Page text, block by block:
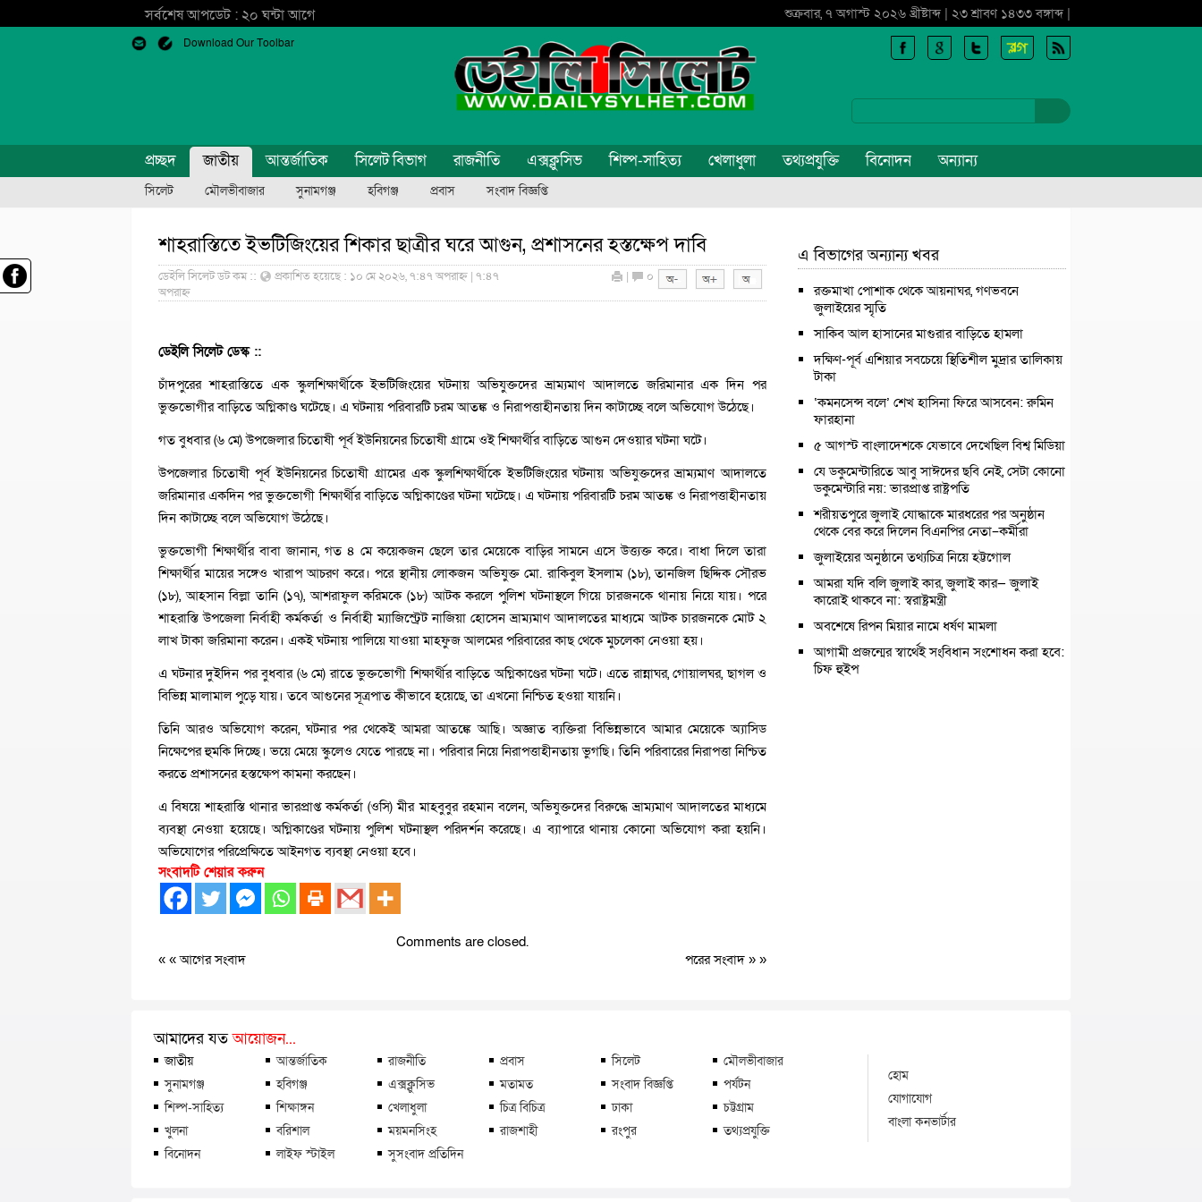
সর্বশেষ আপডেট : ২০ ঘন্টা আগে শুক্রবার, ৭ অগাস্ট ২০২৬ খ্রীষ্টাব্দ | ২৩ শ্রাবণ ১৪৩৩ বঙ্গাব্দ |
Download Our Toolbar
প্রচ্ছদ জাতীয় আন্তর্জাতিক সিলেট বিভাগ রাজনীতি এক্সক্লুসিভ শিল্প-সাহিত্য খেলাধুলা তথ্যপ্রযুক্তি বিনোদন অন্যান্য
সিলেট মৌলভীবাজার সুনামগঞ্জ হবিগঞ্জ প্রবাস সংবাদ বিজ্ঞপ্তি
শাহরাস্তিতে ইভটিজিংয়ের শিকার ছাত্রীর ঘরে আগুন, প্রশাসনের হস্তক্ষেপ দাবি
ডেইলি সিলেট ডট কম ::
প্রকাশিত হয়েছে : ১০ মে ২০২৬, ৭:৪৭ অপরাহ্ন | ৭:৪৭
অপরাহ্ন
| ০
ডেইলি সিলেট ডেস্ক ::
চাঁদপুরের শাহরাস্তিতে এক স্কুলশিক্ষার্থীকে ইভটিজিংয়ের ঘটনায় অভিযুক্তদের ভ্রাম্যমাণ আদালতে জরিমানার এক দিন পর
ভুক্তভোগীর বাড়িতে অগ্নিকাণ্ড ঘটেছে। এ ঘটনায় পরিবারটি চরম আতঙ্ক ও নিরাপত্তাহীনতায় দিন কাটাচ্ছে বলে অভিযোগ উঠেছে।
গত বুধবার (৬ মে) উপজেলার চিতোষী পূর্ব ইউনিয়নের চিতোষী গ্রামে ওই শিক্ষার্থীর বাড়িতে আগুন দেওয়ার ঘটনা ঘটে।
উপজেলার চিতোষী পূর্ব ইউনিয়নের চিতোষী গ্রামের এক স্কুলশিক্ষার্থীকে ইভটিজিংয়ের ঘটনায় অভিযুক্তদের ভ্রাম্যমাণ আদালতে
জরিমানার একদিন পর ভুক্তভোগী শিক্ষার্থীর বাড়িতে অগ্নিকাণ্ডের ঘটনা ঘটেছে। এ ঘটনায় পরিবারটি চরম আতঙ্ক ও নিরাপত্তাহীনতায়
দিন কাটাচ্ছে বলে অভিযোগ উঠেছে।
ভুক্তভোগী শিক্ষার্থীর বাবা জানান, গত ৪ মে কয়েকজন ছেলে তার মেয়েকে বাড়ির সামনে এসে উত্ত্যক্ত করে। বাধা দিলে তারা
শিক্ষার্থীর মায়ের সঙ্গেও খারাপ আচরণ করে। পরে স্থানীয় লোকজন অভিযুক্ত মো. রাকিবুল ইসলাম (১৮), তানজিল ছিদ্দিক সৌরভ
(১৮), আহসান বিল্লা তানি (১৭), আশরাফুল করিমকে (১৮) আটক করলে পুলিশ ঘটনাস্থলে গিয়ে চারজনকে থানায় নিয়ে যায়। পরে
শাহরাস্তি উপজেলা নির্বাহী কর্মকর্তা ও নির্বাহী ম্যাজিস্ট্রেট নাজিয়া হোসেন ভ্রাম্যমাণ আদালতের মাধ্যমে আটক চারজনকে মোট ২
লাখ টাকা জরিমানা করেন। একই ঘটনায় পালিয়ে যাওয়া মাহফুজ আলমের পরিবারের কাছ থেকে মুচলেকা নেওয়া হয়।
এ ঘটনার দুইদিন পর বুধবার (৬ মে) রাতে ভুক্তভোগী শিক্ষার্থীর বাড়িতে অগ্নিকাণ্ডের ঘটনা ঘটে। এতে রান্নাঘর, গোয়ালঘর, ছাগল ও
বিভিন্ন মালামাল পুড়ে যায়। তবে আগুনের সূত্রপাত কীভাবে হয়েছে, তা এখনো নিশ্চিত হওয়া যায়নি।
তিনি আরও অভিযোগ করেন, ঘটনার পর থেকেই আমরা আতঙ্কে আছি। অজ্ঞাত ব্যক্তিরা বিভিন্নভাবে আমার মেয়েকে অ্যাসিড
নিক্ষেপের হুমকি দিচ্ছে। ভয়ে মেয়ে স্কুলেও যেতে পারছে না। পরিবার নিয়ে নিরাপত্তাহীনতায় ভুগছি। তিনি পরিবারের নিরাপত্তা নিশ্চিত
করতে প্রশাসনের হস্তক্ষেপ কামনা করছেন।
এ বিষয়ে শাহরাস্তি থানার ভারপ্রাপ্ত কর্মকর্তা (ওসি) মীর মাহবুবুর রহমান বলেন, অভিযুক্তদের বিরুদ্ধে ভ্রাম্যমাণ আদালতের মাধ্যমে
ব্যবস্থা নেওয়া হয়েছে। অগ্নিকাণ্ডের ঘটনায় পুলিশ ঘটনাস্থল পরিদর্শন করেছে। এ ব্যাপারে থানায় কোনো অভিযোগ করা হয়নি।
অভিযোগের পরিপ্রেক্ষিতে আইনগত ব্যবস্থা নেওয়া হবে।
সংবাদটি শেয়ার করুন
Comments are closed.
« «আগের সংবাদ পরের সংবাদ » »
এ বিভাগের অন্যান্য খবর
রক্তমাখা পোশাক থেকে আয়নাঘর, গণভবনে
জুলাইয়ের স্মৃতি
সাকিব আল হাসানের মাগুরার বাড়িতে হামলা
দক্ষিণ-পূর্ব এশিয়ার সবচেয়ে স্থিতিশীল মুদ্রার তালিকায়
টাকা
‘কমনসেন্স বলে’ শেখ হাসিনা ফিরে আসবেন: রুমিন
ফারহানা
৫ আগস্ট বাংলাদেশকে যেভাবে দেখেছিল বিশ্ব মিডিয়া
যে ডকুমেন্টারিতে আবু সাঈদের ছবি নেই, সেটা কোনো
ডকুমেন্টারি নয়: ভারপ্রাপ্ত রাষ্ট্রপতি
শরীয়তপুরে জুলাই যোদ্ধাকে মারধরের পর অনুষ্ঠান
থেকে বের করে দিলেন বিএনপির নেতা–কর্মীরা
জুলাইয়ের অনুষ্ঠানে তথ্যচিত্র নিয়ে হট্টগোল
আমরা যদি বলি জুলাই কার, জুলাই কার— জুলাই
কারোই থাকবে না: স্বরাষ্ট্রমন্ত্রী
অবশেষে রিপন মিয়ার নামে ধর্ষণ মামলা
আগামী প্রজন্মের স্বার্থেই সংবিধান সংশোধন করা হবে:
চিফ হুইপ
আমাদের যতআয়োজন...
জাতীয় আন্তর্জাতিক রাজনীতি প্রবাস সিলেট
মৌলভীবাজার
সুনামগঞ্জ
হবিগঞ্জ এক্সক্লুসিভ মতামত সংবাদ বিজ্ঞপ্তি
পর্যটন
শিল্প-সাহিত্য
শিক্ষাঙ্গন খেলাধুলা চিত্র বিচিত্র ঢাকা
চট্টগ্রাম
খুলনা
বরিশাল ময়মনসিংহ রাজশাহী রংপুর
তথ্যপ্রযুক্তি
বিনোদন
লাইফ স্টাইল সুসংবাদ প্রতিদিন
হোম
যোগাযোগ
বাংলা কনভার্টার